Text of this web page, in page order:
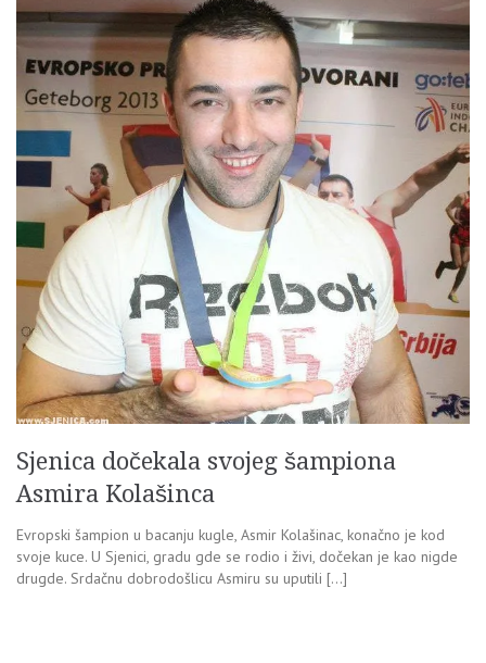
Sjenica dočekala svojeg šampiona
Asmira Kolašinca
Evropski šampion u bacanju kugle, Asmir Kolašinac, konačno je kod
svoje kuce. U Sjenici, gradu gde se rodio i živi, dočekan je kao nigde
drugde. Srdačnu dobrodošlicu Asmiru su uputili […]